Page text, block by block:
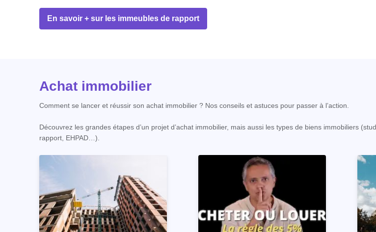
En savoir + sur les immeubles de rapport
Achat immobilier
Comment se lancer et réussir son achat immobilier ? Nos conseils et astuces pour passer à l’action.
Découvrez les grandes étapes d’un projet d’achat immobilier, mais aussi les types de biens immobiliers
rapport, EHPAD…).